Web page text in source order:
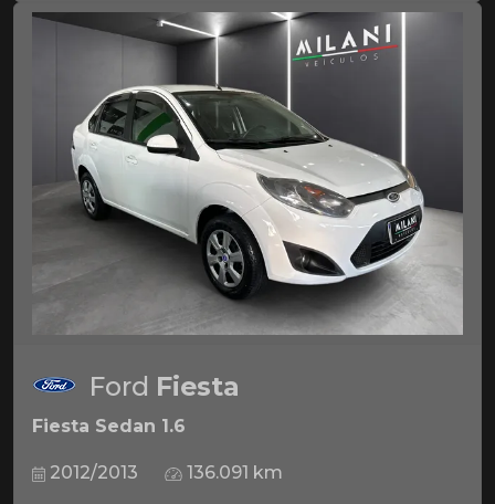
Ford Fiesta
Fiesta Sedan 1.6
2012/2013 136.091 km